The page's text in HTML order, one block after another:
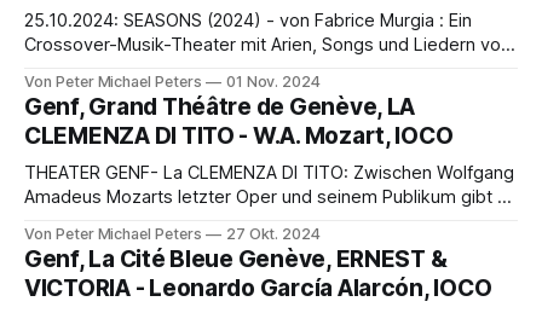
25.10.2024: SEASONS (2024) - von Fabrice Murgia : Ein
Crossover-Musik-Theater mit Arien, Songs und Liedern von
Fabrice Murgia. Arrangements und musikalische Leitung
Quito Gato.
Von Peter Michael Peters 01 Nov. 2024
Genf, Grand Théâtre de Genève, LA
CLEMENZA DI TITO - W.A. Mozart, IOCO
THEATER GENF- La CLEMENZA DI TITO: Zwischen Wolfgang
Amadeus Mozarts letzter Oper und seinem Publikum gibt es
Hoheit, die Kaiserin Maria Louisa , die das Pech hatte, am
Tag der Premiere von La Clemenza di Tito
Von Peter Michael Peters 27 Okt. 2024
Genf, La Cité Bleue Genève, ERNEST &
VICTORIA - Leonardo García Alarcón, IOCO